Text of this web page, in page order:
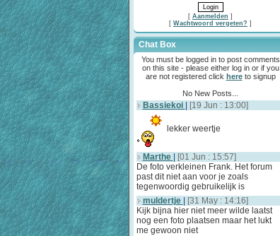
[ Aanmelden ]
[ Wachtwoord vergeten? ]
Chat Box
You must be logged in to post comments
on this site - please either log in or if you
are not registered click hereto signup
No New Posts...
Bassiekoi [19 Jun : 13:00]
lekker weertje
Marthe
[01 Jun : 15:57]
De foto verkleinen Frank. Het forum
past dit niet aan voor je zoals
tegenwoordig gebruikelijk is
muldertje
[31 May : 14:16]
Kijk bijna hier niet meer wilde laatst
nog een foto plaatsen maar het lukt
me gewoon niet